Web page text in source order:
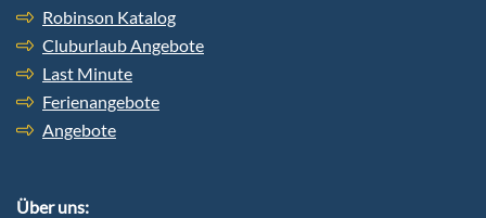
Robinson Katalog
Cluburlaub Angebote
Last Minute
Ferienangebote
Angebote
Über uns: